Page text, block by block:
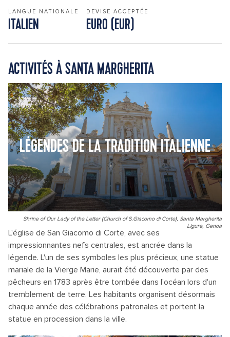
LANGUE NATIONALE
ITALIEN
DEVISE ACCEPTÉE
EURO (EUR)
ACTIVITÉS À SANTA MARGHERITA
LÉGENDES DE LA TRADITION ITALIENNE
Shrine of Our Lady of the Letter (Church of S.Giacomo di Corte), Santa Margherita
Ligure, Genoa
L'église de San Giacomo di Corte, avec ses
impressionnantes nefs centrales, est ancrée dans la
légende. L'un de ses symboles les plus précieux, une statue
mariale de la Vierge Marie, aurait été découverte par des
pêcheurs en 1783 après être tombée dans l'océan lors d'un
tremblement de terre. Les habitants organisent désormais
chaque année des célébrations patronales et portent la
statue en procession dans la ville.